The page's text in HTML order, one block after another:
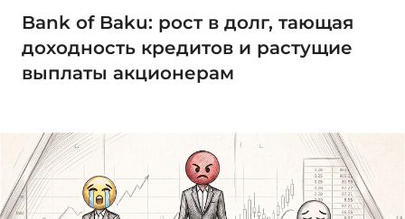
Bank of Baku: рост в долг, тающая
доходность кредитов и растущие
выплаты акционерам